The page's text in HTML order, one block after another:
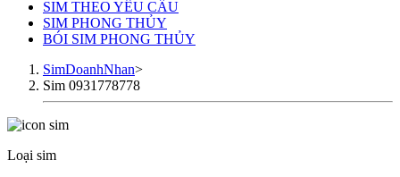
SIM THEO YÊU CẦU
SIM PHONG THỦY
BÓI SIM PHONG THỦY
SimDoanhNhan>
Sim 0931778778
Loại sim